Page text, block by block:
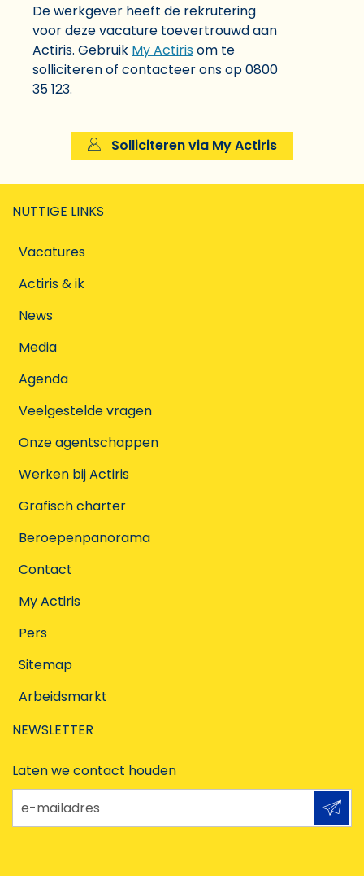
De werkgever heeft de rekrutering
voor deze vacature toevertrouwd aan
Actiris. Gebruik My Actirisom te
solliciteren of contacteer ons op 0800
35 123.
Solliciteren via My Actiris
NUTTIGE LINKS
Vacatures
Actiris & ik
News
Media
Agenda
Veelgestelde vragen
Onze agentschappen
Werken bij Actiris
Grafisch charter
Beroepenpanorama
Contact
My Actiris
Pers
Sitemap
Arbeidsmarkt
NEWSLETTER
Laten we contact houden
e-mailadres